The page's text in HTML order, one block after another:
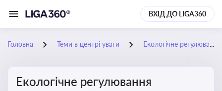
ВХІД ДО LIGA360
Головна Теми в центрі уваги Екологічне регулювання
Екологічне регулювання